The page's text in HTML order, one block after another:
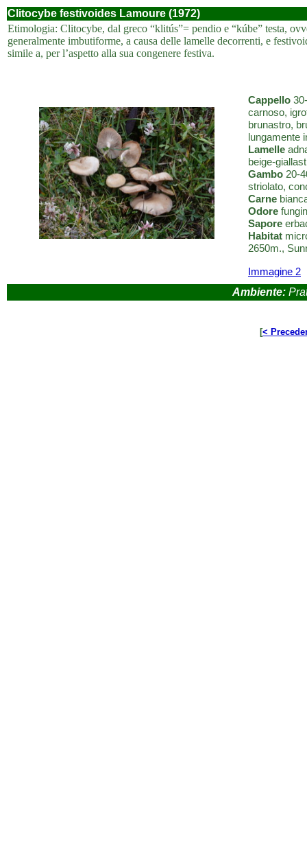
Clitocybe festivoides Lamoure (1972)
Etimologia: Clitocybe, dal greco “klitús”= pendio e “kúbe” testa,
generalmente imbutiforme, a causa delle lamelle decorrenti, e
simile a, per l’aspetto alla sua congenere festiva.
Cappello
carnoso,
brunastro,
lungamente
Lamelle
beige-
Gambo 20-
striolato,
Carne
Odore
Sapore
Habitat
2650m.,
Immagine 2
Ambiente:
[<